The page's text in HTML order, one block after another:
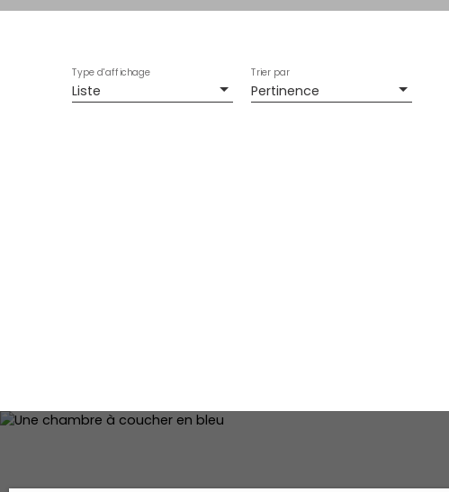
Liste
Type d'affichage
Pertinence
Trier par